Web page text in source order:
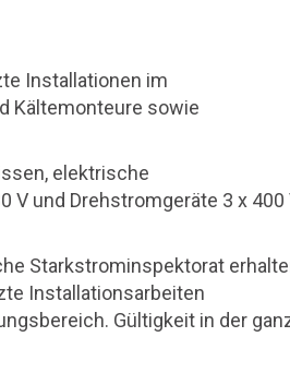
Installationen im
Kältemonteure sowie
elektrische
V und Drehstromgeräte 3 x 400
Starkstrominspektorat
Installationsarbeiten
Gültigkeit in der